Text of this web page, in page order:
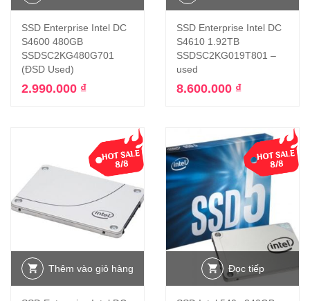
SSD Enterprise Intel DC
S4600 480GB
SSDSC2KG480G701
(ĐSD Used)
2.990.000 ₫
SSD Enterprise Intel DC
S4610 1.92TB
SSDSC2KG019T801 –
used
8.600.000 ₫
Thêm vào giỏ hàng Đọc tiếp